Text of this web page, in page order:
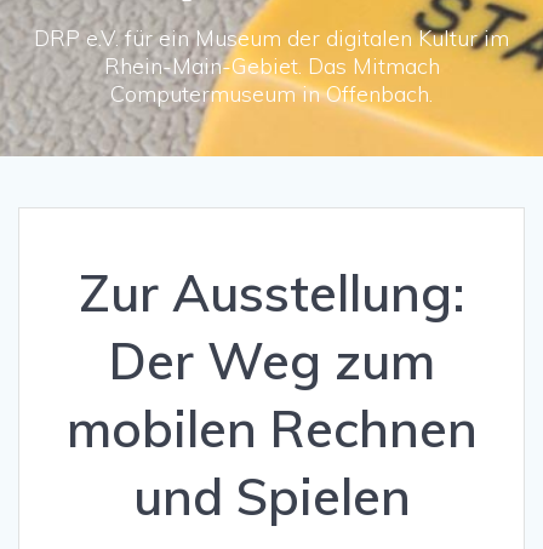
DRP e.V. für ein Museum der digitalen Kultur im
Rhein-Main-Gebiet. Das Mitmach
Computermuseum in Offenbach.
Zur Ausstellung:
Der Weg zum
mobilen Rechnen
und Spielen